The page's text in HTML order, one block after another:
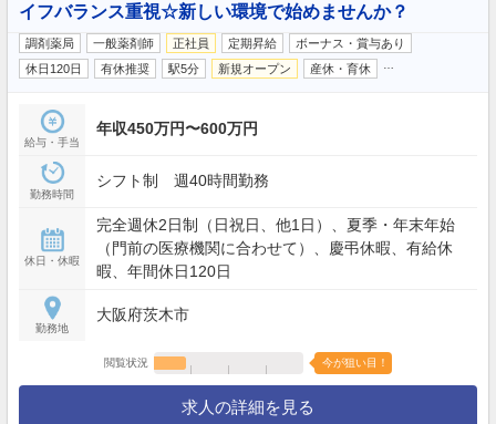
イフバランス重視☆新しい環境で始めませんか？
調剤薬局 一般薬剤師 正社員 定期昇給
ボーナス・賞与あり
休日120日
有休推奨 駅5分 新規オープン 産休・育休
給与・手当
年収450万円〜600万円
勤務時間
シフト制 週40時間勤務
休日・休暇
完全週休2日制（日祝日、他1日）、夏季・年末年始
（門前の医療機関に合わせて）、慶弔休暇、有給休
暇、年間休日120日
勤務地
大阪府茨木市
閲覧状況 今が狙い目！
求人の詳細を見る